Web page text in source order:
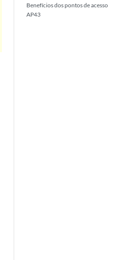
Benefícios dos pontos de acesso
AP43